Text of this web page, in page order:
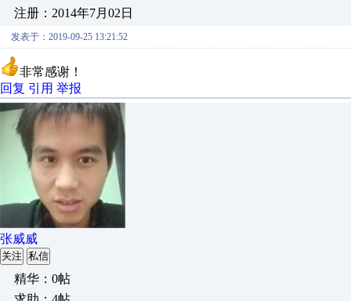
注册：2014年7月02日
发表于：2019-09-25 13:21:52
非常感谢！
回复 引用 举报
张威威
关注 私信
精华：0帖